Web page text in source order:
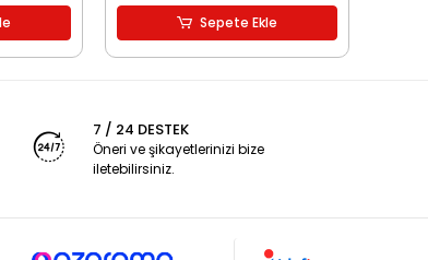
Sepete Ekle
7 / 24 DESTEK
Öneri ve şikayetlerinizi bize
iletebilirsiniz.